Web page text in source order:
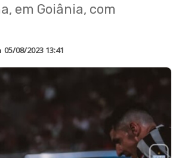
em Goiânia, com
05/08/2023 13:41